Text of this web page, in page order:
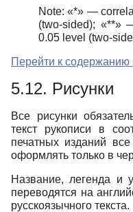
Note: «*» —
(two-sided); «**»
0.05 level (two-
Перейти к
5.12. Рисунки
Все рисунки
текст рукописи в
печатных изданий
оформлять только в
Название, легенда и
переводятся на
русскоязычного текста.